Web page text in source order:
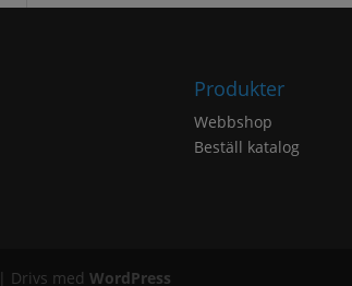
Produkter
Webbshop
Beställ katalog
| Drivs medWordPress